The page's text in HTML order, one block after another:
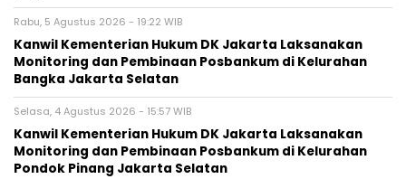
Rabu, 5 Agustus 2026 - 19:22 WIB
Kanwil Kementerian Hukum DK Jakarta Laksanakan
Monitoring dan Pembinaan Posbankum di Kelurahan
Bangka Jakarta Selatan
Selasa, 4 Agustus 2026 - 15:57 WIB
Kanwil Kementerian Hukum DK Jakarta Laksanakan
Monitoring dan Pembinaan Posbankum di Kelurahan
Pondok Pinang Jakarta Selatan